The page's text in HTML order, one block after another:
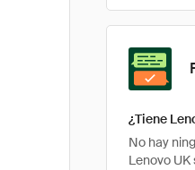
¿Tiene
No hay
Lenovo UK